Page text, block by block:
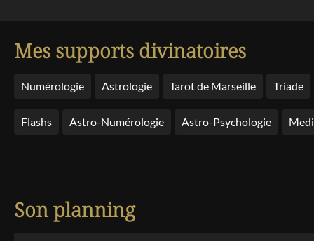
Mes supports divinatoires
Numérologie Astrologie Tarot de Marseille Triade
Flashs Astro-Numérologie Astro-Psychologie
Son planning